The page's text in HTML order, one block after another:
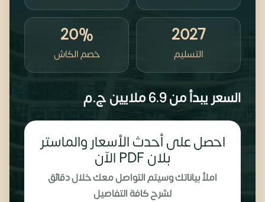
2027
التسليم
20%
خصم الكاش
السعر يبدأ من6.9 ملايين ج.م
احصل على أحدث الأسعار والماستر
بلان PDF الآن
املأ بياناتك وسيتم التواصل معك خلال دقائق
لشرح كافة التفاصيل